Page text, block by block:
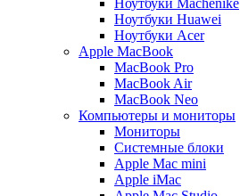
Ноутбуки Machenike
Ноутбуки Huawei
Ноутбуки Acer
Apple MacBook
MacBook Pro
MacBook Air
MacBook Neo
Компьютеры и мониторы
Мониторы
Системные блоки
Apple Mac mini
Apple iMac